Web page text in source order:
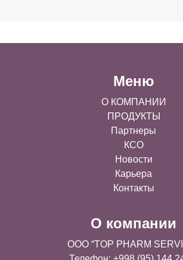
Меню
О КОМПАНИИ
ПРОДУКТЫ
Партнеры
КСО
Новости
Карьера
Контакты
О компании
OOO “TOP PHARM